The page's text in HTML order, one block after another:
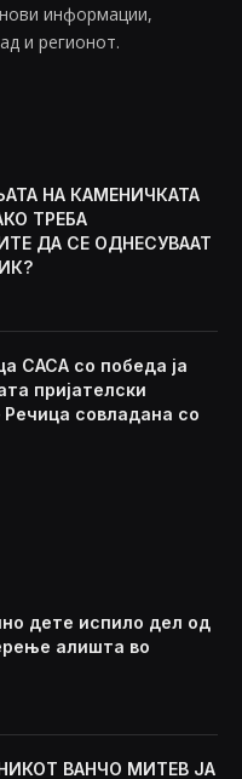
информации,
и регионот.
НА КАМЕНИЧКАТА
ТРЕБА
ДА СЕ ОДНЕСУВААТ
САСА со победа ја
пријателски
Речица совладана со
дете испило дел од
алишта во
ВАНЧО МИТЕВ ЈА